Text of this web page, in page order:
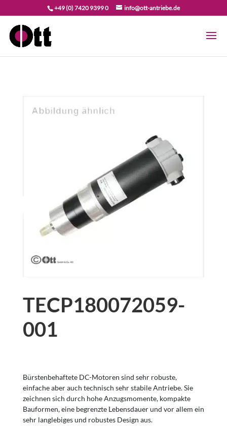
+49 (0) 7420 9399 0 info@ott-antriebe.de
TECP180072059-
001
Bürstenbehaftete DC-Motoren sind sehr robuste,
einfache aber auch technisch sehr stabile Antriebe. Sie
zeichnen sich durch hohe Anzugsmomente, kompakte
Bauformen, eine begrenzte Lebensdauer und vor allem ein
sehr langlebiges und robustes Design aus.